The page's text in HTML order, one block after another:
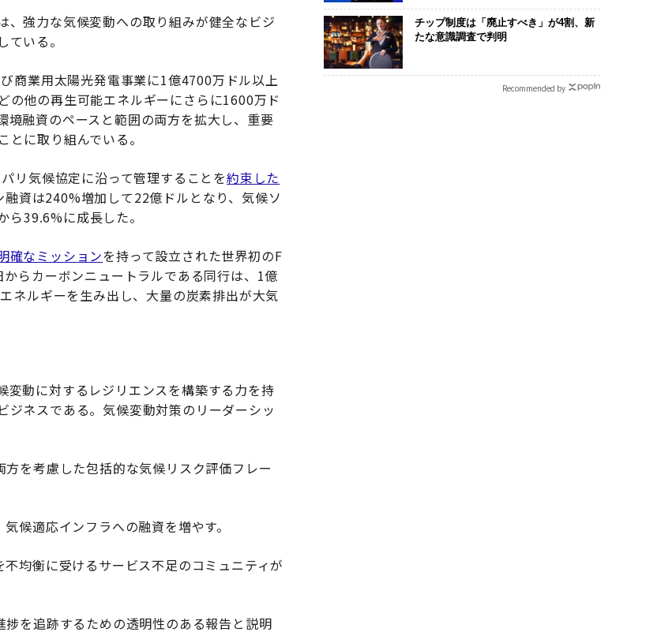
、強力な気候変動への取り組みが健全なビジ
いる。
商業用太陽光発電事業に1億4700万ドル以上
の他の再生可能エネルギーにさらに1600万ド
融資のペースと範囲の両方を拡大し、重要
に取り組んでいる。
リ気候協定に沿って管理することを約束した
資は240%増加して22億ドルとなり、気候ソ
39.6%に成長した。
確なミッションを持って設立された世界初のF
らカーボンニュートラルである同行は、1億
ネルギーを生み出し、大量の炭素排出が大気
動に対するレジリエンスを構築する力を持
ネスである。気候変動対策のリーダーシッ
を考慮した包括的な気候リスク評価フレー
候適応インフラへの融資を増やす。
均衡に受けるサービス不足のコミュニティが
を追跡するための透明性のある報告と説明
チップ制度は「廃止すべき」が4割、新
たな意識調査で判明
Recommended by